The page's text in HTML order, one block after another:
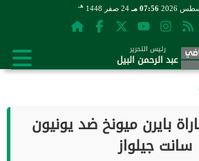
07:56 مـ 24 صفر 1448 هـ
رئيس التحرير
عبد الرحمن البيل
بايرن ميونخ ضد يونيون
سانت جيلواز